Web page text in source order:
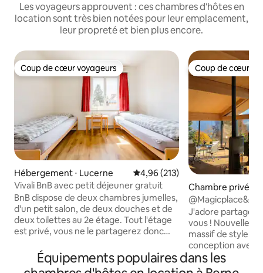
Les voyageurs approuvent : ces chambres d'hôtes en
location sont très bien notées pour leur emplacement,
leur propreté et bien plus encore.
Coup de cœur voyageurs
Coup de cœur voyageurs
Hébergement ⋅ Lucerne Évaluation moyenne sur la
4,96 (213)
Vivali BnB avec petit déjeuner gratuit
BnB dispose de deux chambres jumelles,
d'un petit salon, de deux douches et de
deux toilettes au 2e étage. Tout l'étage
est privé, vous ne le partagerez donc
mais un mini-réfrigérateur, un micro-
ondes et une bouilloire sont prêts à être
Coup de cœur
Coup de cœur
Chambre privée ⋅
rg
J'adore partager
vous ! Nouvelle construction en bois
massif de style
conception avec
les montagnes et
généreusement
Équipements populaires dans les